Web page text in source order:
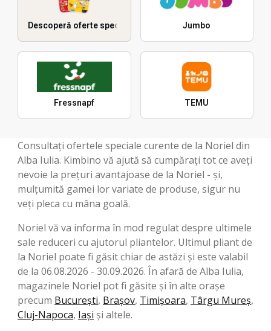
Descoperă oferte speciale Jumbo
Fressnapf TEMU
Consultați ofertele speciale curente de la Noriel din
Alba Iulia. Kimbino vă ajută să cumpărați tot ce aveți
nevoie la prețuri avantajoase de la Noriel - și,
mulțumită gamei lor variate de produse, sigur nu
veți pleca cu mâna goală.
Noriel vă va informa în mod regulat despre ultimele
sale reduceri cu ajutorul pliantelor. Ultimul pliant de
la Noriel poate fi găsit chiar de astăzi și este valabil
de la 06.08.2026 - 30.09.2026. În afară de Alba Iulia,
magazinele Noriel pot fi găsite și în alte orașe
precum București, Brașov, Timișoara, Târgu Mureș,
Cluj-Napoca, Iași și altele.